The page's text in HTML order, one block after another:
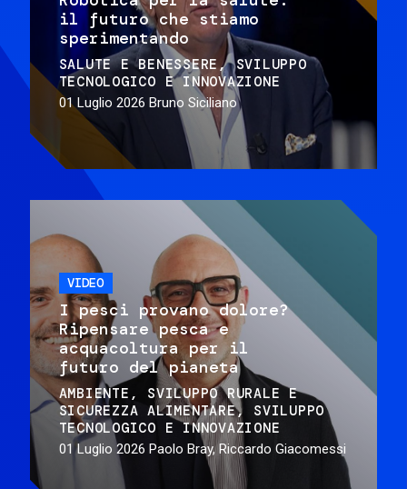
il futuro che stiamo
sperimentando
SALUTE E BENESSERE
SVILUPPO
TECNOLOGICO E INNOVAZIONE
01 Luglio 2026 Bruno Siciliano
VIDEO
I pesci provano dolore?
Ripensare pesca e
acquacoltura per il
futuro del pianeta
AMBIENTE
SVILUPPO RURALE E
SICUREZZA ALIMENTARE
SVILUPPO
TECNOLOGICO E INNOVAZIONE
01 Luglio 2026 Paolo Bray, Riccardo Giacomessi